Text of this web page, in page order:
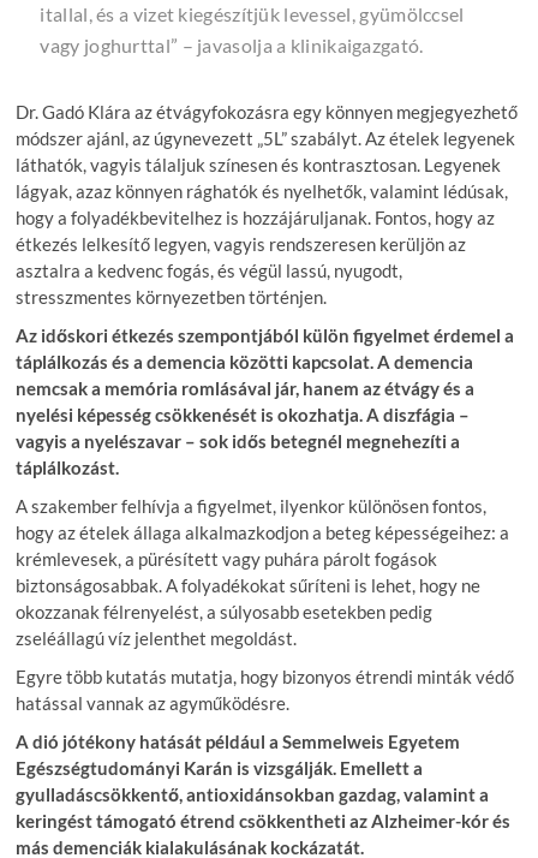
itallal, és a vizet kiegészítjük levessel, gyümölccsel
vagy joghurttal” – javasolja a klinikaigazgató.
Dr. Gadó Klára az étvágyfokozásra egy könnyen megjegyezhető
módszer ajánl, az úgynevezett „5L” szabályt. Az ételek legyenek
láthatók, vagyis tálaljuk színesen és kontrasztosan. Legyenek
lágyak, azaz könnyen rághatók és nyelhetők, valamint lédúsak,
hogy a folyadékbevitelhez is hozzájáruljanak. Fontos, hogy az
étkezés lelkesítő legyen, vagyis rendszeresen kerüljön az
asztalra a kedvenc fogás, és végül lassú, nyugodt,
stresszmentes környezetben történjen.
Az időskori étkezés szempontjából külön figyelmet érdemel a
táplálkozás és a demencia közötti kapcsolat. A demencia
nemcsak a memória romlásával jár, hanem az étvágy és a
nyelési képesség csökkenését is okozhatja. A diszfágia –
vagyis a nyelészavar – sok idős betegnél megnehezíti a
táplálkozást.
A szakember felhívja a figyelmet, ilyenkor különösen fontos,
hogy az ételek állaga alkalmazkodjon a beteg képességeihez: a
krémlevesek, a pürésített vagy puhára párolt fogások
biztonságosabbak. A folyadékokat sűríteni is lehet, hogy ne
okozzanak félrenyelést, a súlyosabb esetekben pedig
zseléállagú víz jelenthet megoldást.
Egyre több kutatás mutatja, hogy bizonyos étrendi minták védő
hatással vannak az agyműködésre.
A dió jótékony hatását például a Semmelweis Egyetem
Egészségtudományi Karán is vizsgálják. Emellett a
gyulladáscsökkentő, antioxidánsokban gazdag, valamint a
keringést támogató étrend csökkentheti az Alzheimer-kór és
más demenciák kialakulásának kockázatát.